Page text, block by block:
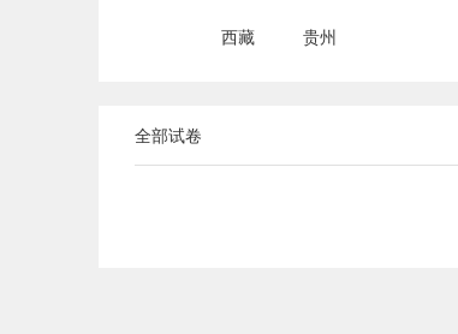
西藏 贵州
全部试卷